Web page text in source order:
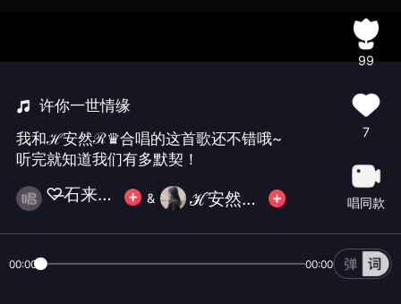
许你一世情缘
我和ℋ安然ℛ♛合唱的这首歌还不错哦~
听完就知道我们有多默契！
♡̶石来运转꧔ꦿ℘ & ℋ安然ℛ♛
99
7
唱同款
00:00 00:00